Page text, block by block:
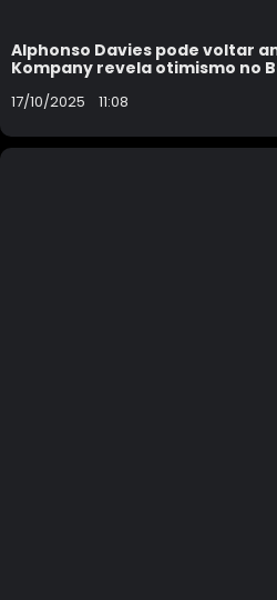
Alphonso Davies pode voltar
Kompany revela otimismo no
17/10/2025 11:08